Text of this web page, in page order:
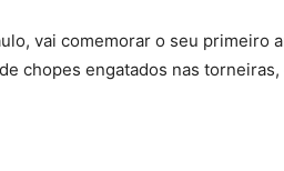
vai comemorar o seu
chopes engatados nas